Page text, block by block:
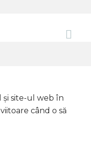
și site-ul web în
când o să